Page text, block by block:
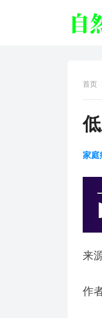
首页
家庭
来
作